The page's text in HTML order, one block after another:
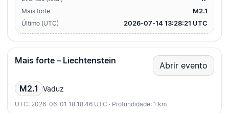
Mais forte M2.1
Último (UTC) 2026-07-14 13:28:21 UTC
Mais forte – Liechtenstein Abrir evento
M2.1 Vaduz
UTC: 2026-06-01 18:18:46 UTC · Profundidade: 1 km